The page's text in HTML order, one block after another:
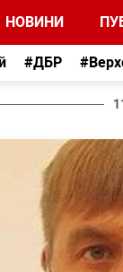
НОВИНИ
#ДБР